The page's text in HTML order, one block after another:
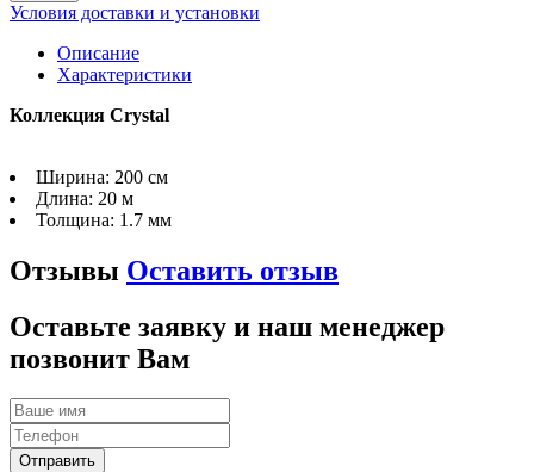
Условия доставки и установки
Описание
Характеристики
Коллекция Crystal
Ширина: 200 см
Длина: 20 м
Толщина: 1.7 мм
Отзывы Оставить отзыв
Оставьте заявку и наш менеджер
позвонит Вам